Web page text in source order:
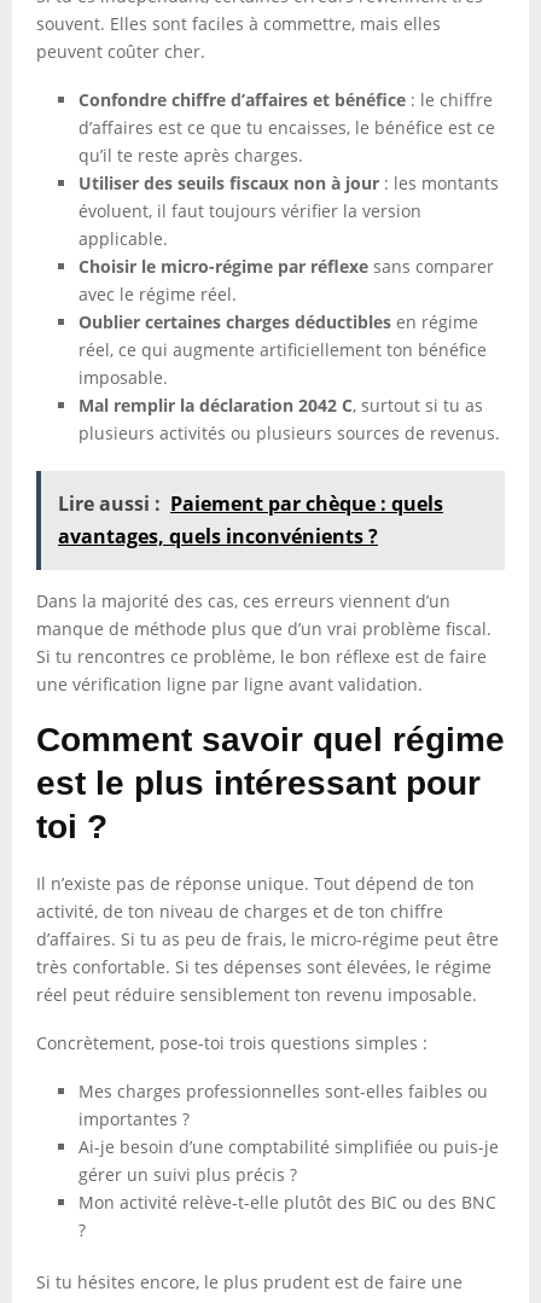
souvent. Elles sont faciles à commettre, mais elles
peuvent coûter cher.
Confondre chiffre d’affaires et bénéfice : le chiffre
d’affaires est ce que tu encaisses, le bénéfice est ce
qu’il te reste après charges.
Utiliser des seuils fiscaux non à jour : les montants
évoluent, il faut toujours vérifier la version
applicable.
Choisir le micro-régime par réflexe sans comparer
avec le régime réel.
Oublier certaines charges déductibles en régime
réel, ce qui augmente artificiellement ton bénéfice
imposable.
Mal remplir la déclaration 2042 C, surtout si tu as
plusieurs activités ou plusieurs sources de revenus.
Lire aussi : Paiement par chèque : quels
avantages, quels inconvénients ?
Dans la majorité des cas, ces erreurs viennent d’un
manque de méthode plus que d’un vrai problème fiscal.
Si tu rencontres ce problème, le bon réflexe est de faire
une vérification ligne par ligne avant validation.
Comment savoir quel régime
est le plus intéressant pour
toi ?
Il n’existe pas de réponse unique. Tout dépend de ton
activité, de ton niveau de charges et de ton chiffre
d’affaires. Si tu as peu de frais, le micro-régime peut être
très confortable. Si tes dépenses sont élevées, le régime
réel peut réduire sensiblement ton revenu imposable.
Concrètement, pose-toi trois questions simples :
Mes charges professionnelles sont-elles faibles ou
importantes ?
Ai-je besoin d’une comptabilité simplifiée ou puis-je
gérer un suivi plus précis ?
Mon activité relève-t-elle plutôt des BIC ou des BNC
?
Si tu hésites encore, le plus prudent est de faire une